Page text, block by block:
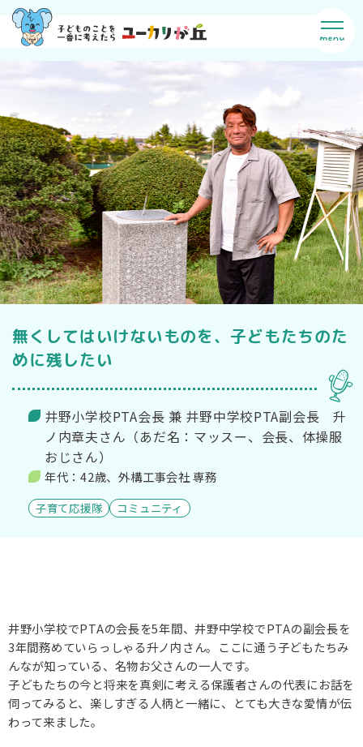
無くしてはいけないものを、子どもたちのた
めに残したい
井野小学校PTA会長 兼 井野中学校PTA副会長 升
ノ内章夫さん（あだ名：マッスー、会長、体操服
おじさん）
年代：42歳、外構工事会社 専務
子育て応援隊 コミュニティ
井野小学校でPTAの会長を5年間、井野中学校でPTAの副会長を
3年間務めていらっしゃる升ノ内さん。ここに通う子どもたちみ
んなが知っている、名物お父さんの一人です。
子どもたちの今と将来を真剣に考える保護者さんの代表にお話を
伺ってみると、楽しすぎる人柄と一緒に、とても大きな愛情が伝
わって来ました。